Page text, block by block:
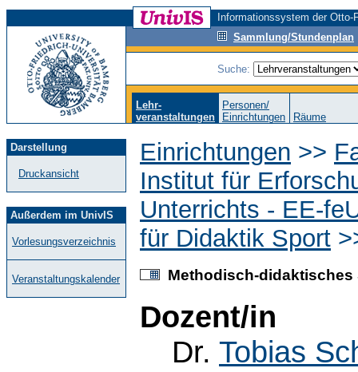
Informationssystem der
Sammlung/Stundenplan
Suche:
Lehr-
veranstaltungen
Personen/
Einrichtungen
Räume
Darstellung
Druckansicht
Außerdem im UnivIS
Vorlesungsverzeichnis
Veranstaltungskalender
Einrichtungen >>
Institut für
Unterrichts - EE-
für Didaktik Sport
Methodisch-didaktisches
Dozent/in
Dr. Tobias